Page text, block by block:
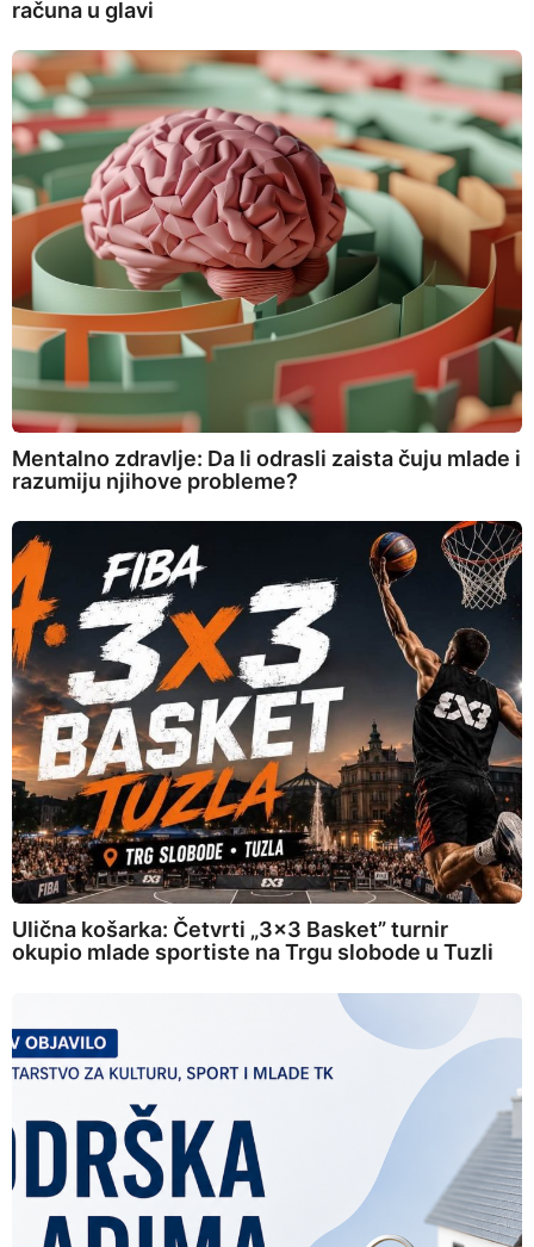
računa u glavi
Mentalno zdravlje: Da li odrasli zaista čuju mlade i
razumiju njihove probleme?
Ulična košarka: Četvrti „3×3 Basket” turnir
okupio mlade sportiste na Trgu slobode u Tuzli